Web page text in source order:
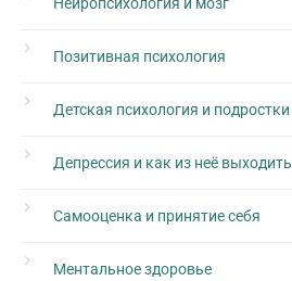
Позитивная психология
Детская психология и подростки
Депрессия и как из неё выходить
Самооценка и принятие себя
Ментальное здоровье